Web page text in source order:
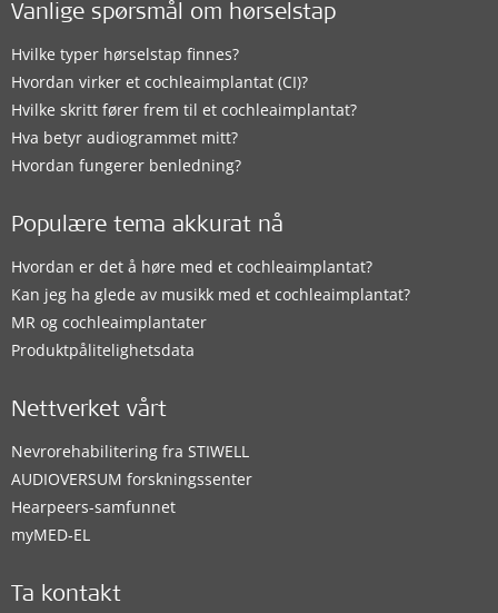
Vanlige spørsmål om hørselstap
Hvilke typer hørselstap finnes?
Hvordan virker et cochleaimplantat (CI)?
Hvilke skritt fører frem til et cochleaimplantat?
Hva betyr audiogrammet mitt?
Hvordan fungerer benledning?
Populære tema akkurat nå
Hvordan er det å høre med et cochleaimplantat?
Kan jeg ha glede av musikk med et cochleaimplantat?
MR og cochleaimplantater
Produktpålitelighetsdata
Nettverket vårt
Nevrorehabilitering fra STIWELL
AUDIOVERSUM forskningssenter
Hearpeers-samfunnet
myMED‑EL
Ta kontakt